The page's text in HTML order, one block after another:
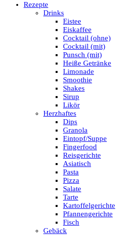
Rezepte
Drinks
Eistee
Eiskaffee
Cocktail (ohne)
Cocktail (mit)
Punsch (mit)
Heiße Getränke
Limonade
Smoothie
Shakes
Sirup
Likör
Herzhaftes
Dips
Granola
Eintopf/Suppe
Fingerfood
Reisgerichte
Asiatisch
Pasta
Pizza
Salate
Tarte
Kartoffelgerichte
Pfannengerichte
Fisch
Gebäck